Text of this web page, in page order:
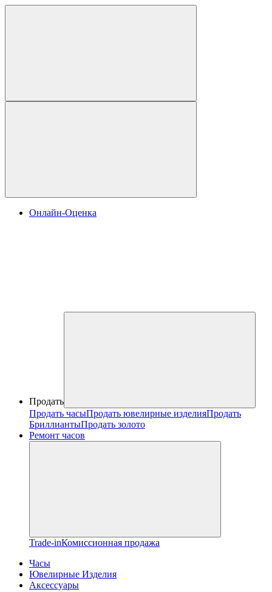
Онлайн-Оценка
Продать
Продать часыПродать ювелирные изделияПродать
БриллиантыПродать золото
Ремонт часов
Trade-inКомиссионная продажа
Часы
Ювелирные Изделия
Аксессуары